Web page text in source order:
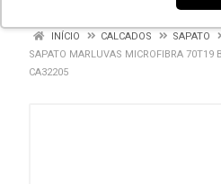
INÍCIO CALCADOS
SAPATO
SAPATO MARLUVAS MICROFIBRA 70T19
CA32205